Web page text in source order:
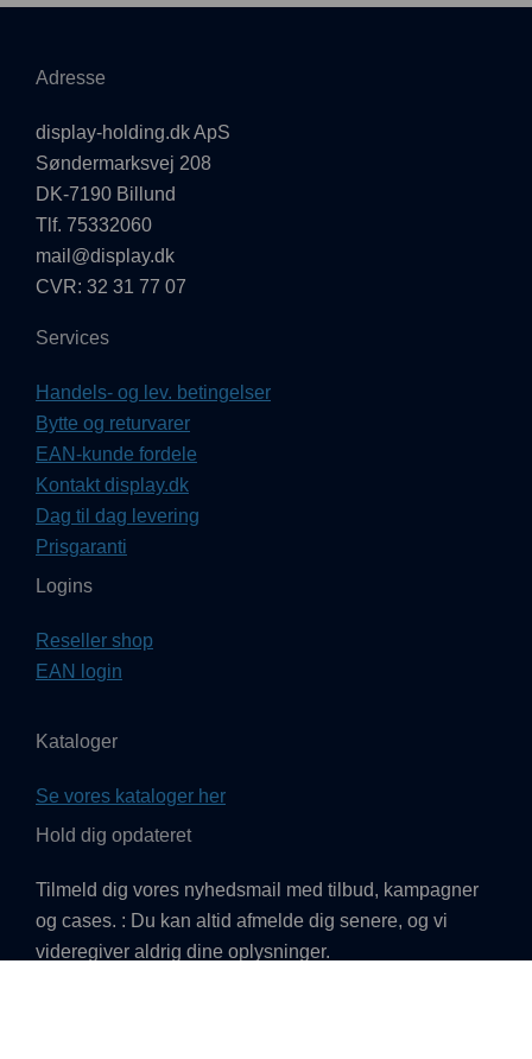
Adresse
display-holding.dk ApS
Søndermarksvej 208
DK-7190 Billund
Tlf. 75332060
mail@display.dk
CVR: 32 31 77 07
Services
Handels- og lev. betingelser
Bytte og returvarer
EAN-kunde fordele
Kontakt display.dk
Dag til dag levering
Prisgaranti
Logins
Reseller shop
EAN login
Kataloger
Se vores kataloger her
Hold dig opdateret
Tilmeld dig vores nyhedsmail med tilbud, kampagner
og cases. : Du kan altid afmelde dig senere, og vi
videregiver aldrig dine oplysninger.